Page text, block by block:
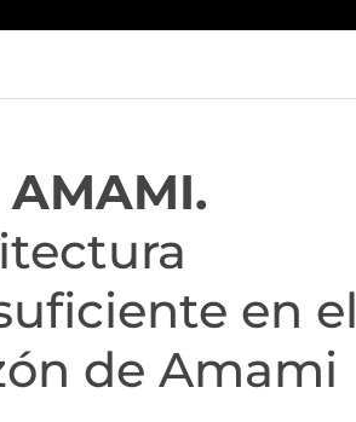
AMAMI.
en el
de Amami